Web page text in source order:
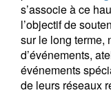
s’associe à ce
l’objectif de
sur le long terme,
d’événements,
événements
de leurs réseaux